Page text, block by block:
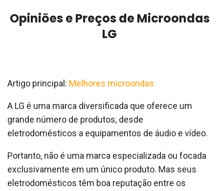
Opiniões e Preços de Microondas
LG
Artigo principal: Melhores microondas
A LG é uma marca diversificada que oferece um
grande número de produtos, desde
eletrodomésticos a equipamentos de áudio e vídeo.
Portanto, não é uma marca especializada ou focada
exclusivamente em um único produto. Mas seus
eletrodomésticos têm boa reputação entre os